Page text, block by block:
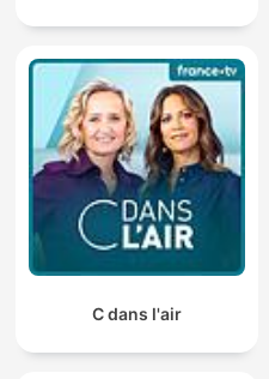
C dans l'air